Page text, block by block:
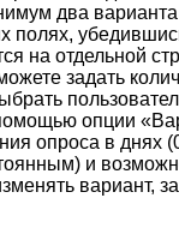
два варианта
полях,
на отдельной
задать
опции
опроса в днях
и
вариант,